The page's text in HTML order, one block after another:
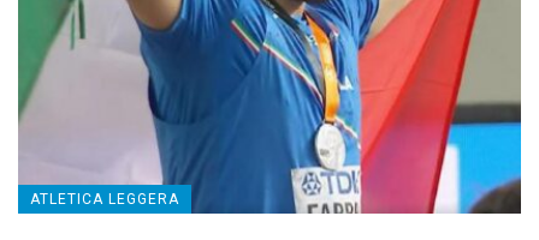
ATLETICA LEGGERA